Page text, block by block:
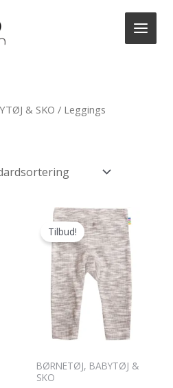
& SKO / Leggings
Tilbud!
BØRNETØJ, BABYTØJ &
SKO